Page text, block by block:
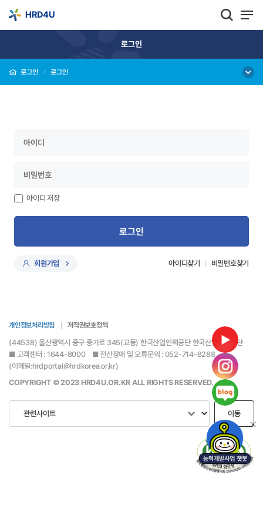
HRD4U
로그인
로그인 로그인
아이디 저장
회원가입 아이디찾기 비밀번호찾기
개인정보처리방침 저작권보호정책
(44538) 울산광역시 중구 종가로 345(교동) 한국산업인력공단 한국산업인력공단
■ 고객센터 : 1644-8000 ■ 전산장애 및 오류문의 : 052-714-8288
(이메일:hrdportal@hrdkorea.or.kr)
COPYRIGHT © 2023 HRD4U.OR.KR ALL RIGHTS RESERVED.
이동